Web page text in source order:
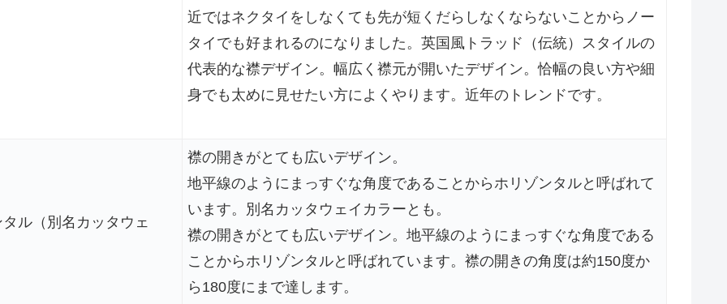
近ではネクタイをしなくても先が短くだらしなくならないことからノー
タイでも好まれるのになりました。英国風トラッド（伝統）スタイルの
代表的な襟デザイン。幅広く襟元が開いたデザイン。恰幅の良い方や細
身でも太めに見せたい方によくやります。近年のトレンドです。
ル（別名カッタウェ
襟の開きがとても広いデザイン。
地平線のようにまっすぐな角度であることからホリゾンタルと呼ばれて
います。別名カッタウェイカラーとも。
襟の開きがとても広いデザイン。地平線のようにまっすぐな角度である
ことからホリゾンタルと呼ばれています。襟の開きの角度は約150度か
ら180度にまで達します。